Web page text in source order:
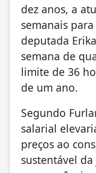
dez anos, a
semanais
deputada
semana de
limite de 36
de um ano.
Segundo
salarial
preços ao
sustentável